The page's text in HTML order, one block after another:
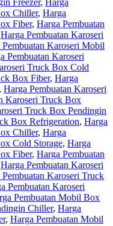
Chiller, Harga
Fiber, Harga Pembuatan
Harga Pembuatan Karoseri
Pembuatan Karoseri Mobil
Pembuatan Karoseri
Truck Box Cold
Box Fiber, Harga
Harga Pembuatan Karoseri
Karoseri Truck Box
Truck Box Pendingin
Box Refrigeration, Harga
Chiller, Harga
Cold Storage, Harga
Fiber, Harga Pembuatan
Harga Pembuatan Karoseri
Pembuatan Karoseri Truck
Pembuatan Karoseri
Pembuatan Mobil Box
Chiller, Harga
, Harga Pembuatan Mobil